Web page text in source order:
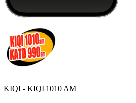
KIQI - KIQI 1010 AM